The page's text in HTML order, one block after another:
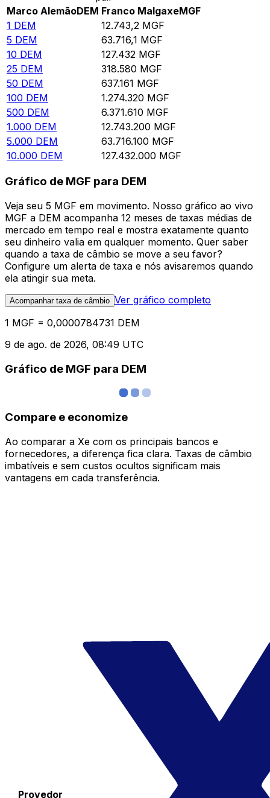
Marco AlemãoDEM Franco MalgaxeMGF
1 DEM 12.743,2 MGF
5 DEM 63.716,1 MGF
10 DEM 127.432 MGF
25 DEM 318.580 MGF
50 DEM 637.161 MGF
100 DEM 1.274.320 MGF
500 DEM 6.371.610 MGF
1.000 DEM 12.743.200 MGF
5.000 DEM 63.716.100 MGF
10.000 DEM 127.432.000 MGF
Gráfico de MGF para DEM
Veja seu 5 MGF em movimento. Nosso gráfico ao vivo
MGF a DEM acompanha 12 meses de taxas médias de
mercado em tempo real e mostra exatamente quanto
seu dinheiro valia em qualquer momento. Quer saber
quando a taxa de câmbio se move a seu favor?
Configure um alerta de taxa e nós avisaremos quando
ela atingir sua meta.
Acompanhar taxa de câmbio Ver gráfico completo
1 MGF = 0,0000784731 DEM
9 de ago. de 2026, 08:49 UTC
Gráfico de MGF para DEM
Compare e economize
Ao comparar a Xe com os principais bancos e
fornecedores, a diferença fica clara. Taxas de câmbio
imbatíveis e sem custos ocultos significam mais
vantagens em cada transferência.
Provedor